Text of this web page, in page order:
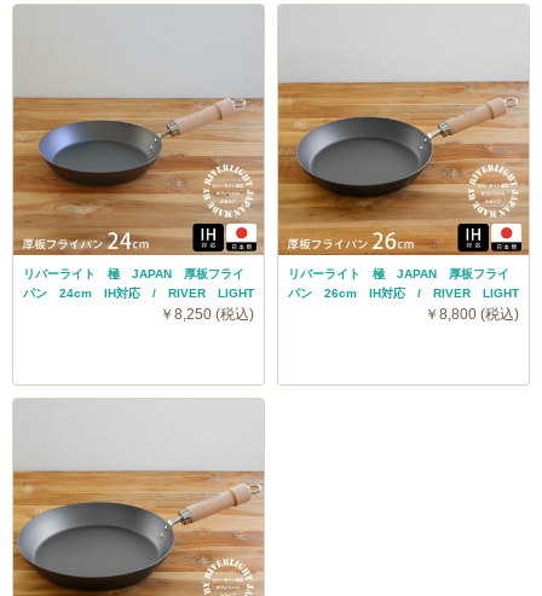
リバーライト 極 JAPAN 厚板フライ
パン 24cm IH対応 / RIVER LIGHT
￥8,250 (税込)
リバーライト 極 JAPAN 厚板フライ
パン 26cm IH対応 / RIVER LIGHT
￥8,800 (税込)